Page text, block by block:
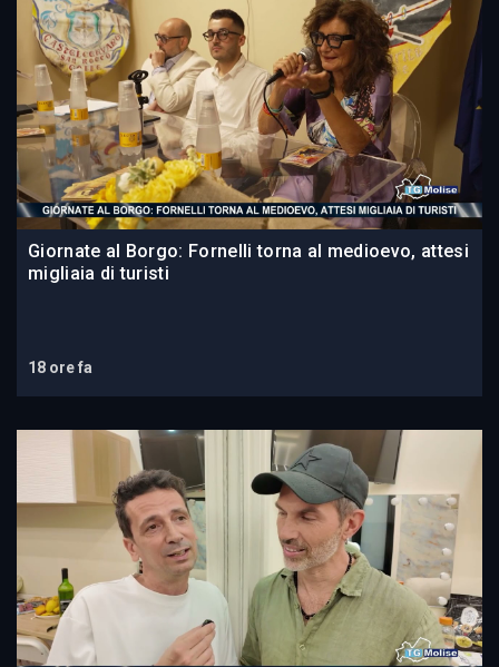
Giornate al Borgo: Fornelli torna al medioevo, attesi
migliaia di turisti
18 ore fa